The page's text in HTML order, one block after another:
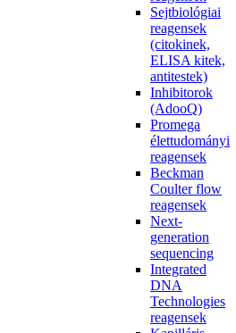
Sejtbiológiai
reagensek
(citokinek,
ELISA kitek,
antitestek)
Inhibitorok
(AdooQ)
Promega
élettudományi
reagensek
Beckman
Coulter flow
reagensek
Next-
generation
sequencing
Integrated
DNA
Technologies
reagensek